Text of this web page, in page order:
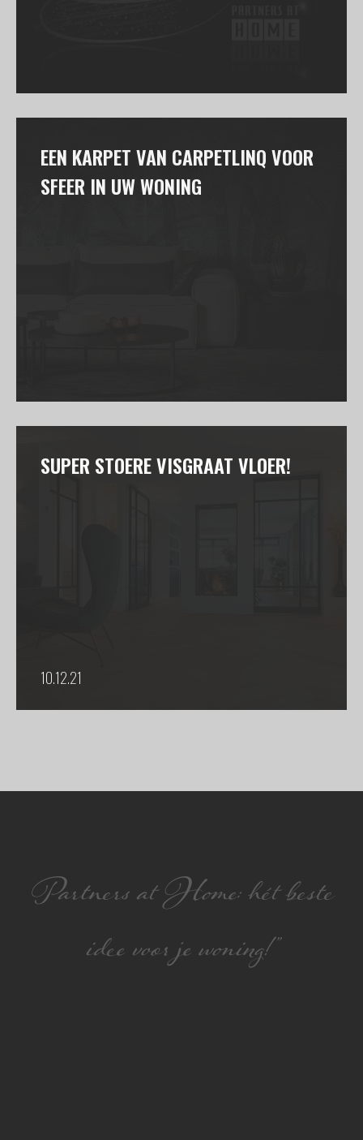
EEN KARPET VAN CARPETLINQ VOOR
SFEER IN UW WONING
SUPER STOERE VISGRAAT VLOER!
10.12.21
Partners at Home: hét beste
idee voor je woning!”